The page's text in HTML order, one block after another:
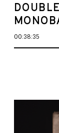
00:38:35